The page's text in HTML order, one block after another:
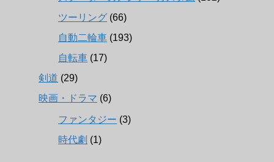
ツーリング (66)
自動二輪車 (193)
自転車 (17)
剣道 (29)
映画・ドラマ (6)
ファンタジー (3)
時代劇 (1)